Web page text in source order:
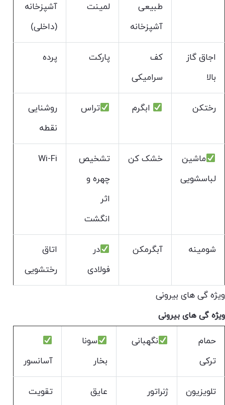
طبیعی
آشپزخانه
لمینت
آشپزخانه
(داخلی)
اجاق گاز
بالا
کف
سرامیکی
پارکت پرده
رختکن ابگرم تراس
روشنایی
نقطه
ماشین
لباسشویی
خشک کن
تشخیص
چهره و
اثر
انگشت
Wi-Fi
شومینه آبگرمکن
در
فولادی
اتاق
رختشویی
ویژه گی های بیرونی
ویژه گی های بیرونی
حمام
ترکی
نگهبانی
سونا
بخار
آسانسور
تلویزیون
ژنراتور
عایق
تقویت